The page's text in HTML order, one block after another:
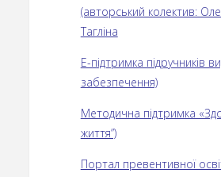
(авторський колектив:
Тагліна
Е-підтримка підручників
забезпечення)
Методична підтримка
життя”)
Портал превентивної